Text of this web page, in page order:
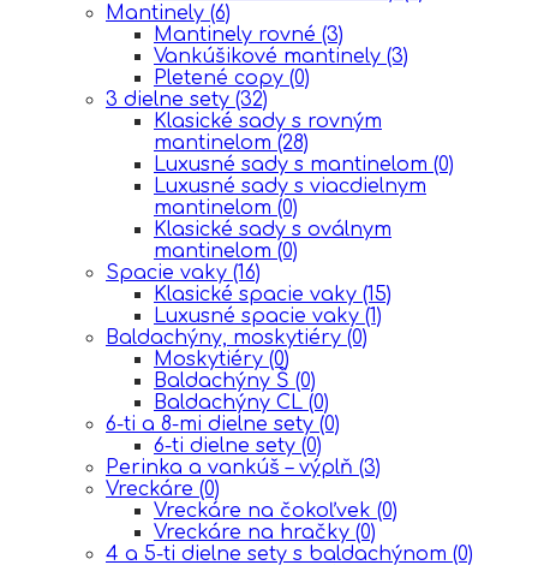
Mantinely (6)
Mantinely rovné (3)
Vankúšikové mantinely (3)
Pletené copy (0)
3 dielne sety (32)
Klasické sady s rovným
mantinelom (28)
Luxusné sady s mantinelom (0)
Luxusné sady s viacdielnym
mantinelom (0)
Klasické sady s oválnym
mantinelom (0)
Spacie vaky (16)
Klasické spacie vaky (15)
Luxusné spacie vaky (1)
Baldachýny, moskytiéry (0)
Moskytiéry (0)
Baldachýny Š (0)
Baldachýny CL (0)
6-ti a 8-mi dielne sety (0)
6-ti dielne sety (0)
Perinka a vankúš – výplň (3)
Vreckáre (0)
Vreckáre na čokoľvek (0)
Vreckáre na hračky (0)
4 a 5-ti dielne sety s baldachýnom (0)